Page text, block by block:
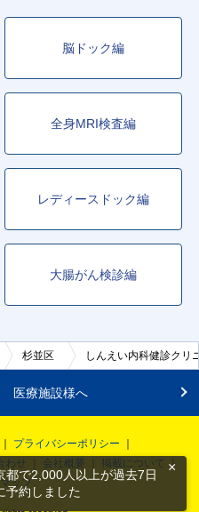
脳ドック編
全身MRI検査編
レディースドック編
大腸がん検診編
杉並区 しんえい内科健診クリ
医療施設様へ
プライバシーポリシー
わせ 会社概要
掲載について
ップ
都で2,000人以上が過去7日
予約しました
×